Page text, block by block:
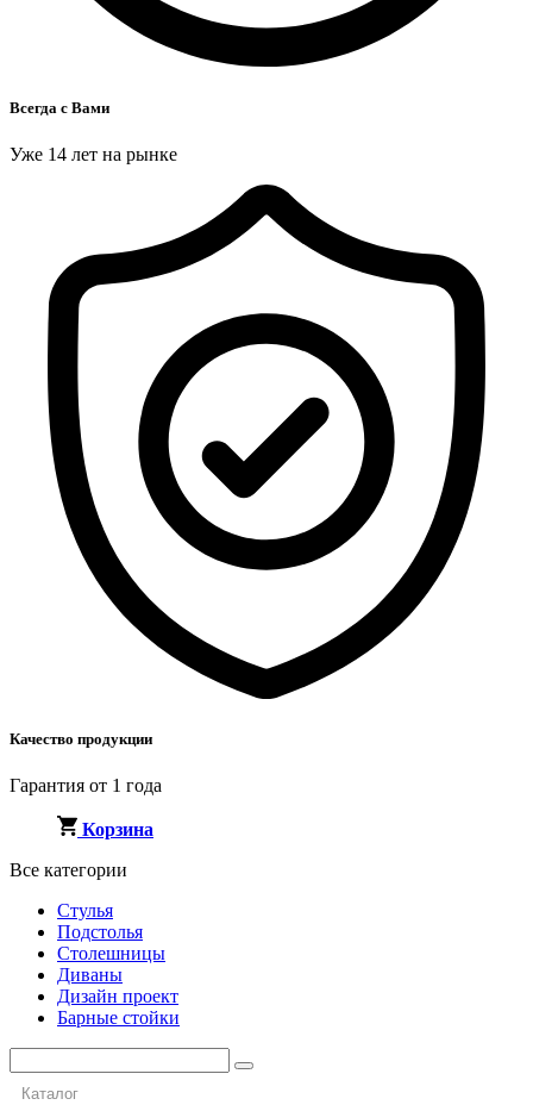
Всегда с Вами
Уже 14 лет на рынке
Качество продукции
Гарантия от 1 года
Корзина
Все категории
Стулья
Подстолья
Столешницы
Диваны
Дизайн проект
Барные стойки
Каталог